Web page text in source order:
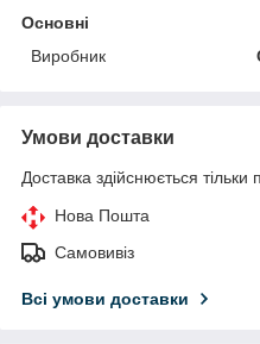
Основні
Виробник
Умови доставки
Доставка здійснюється тільки
Нова Пошта
Самовивіз
Всі умови доставки